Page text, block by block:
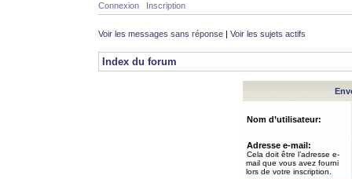
Connexion Inscription
Voir les messages sans réponse | Voir les sujets actifs
Index du forum
Nom d’utilisateur:
Adresse e-mail:
Cela doit être l’adresse e-
mail que vous avez fourni
lors de votre inscription.